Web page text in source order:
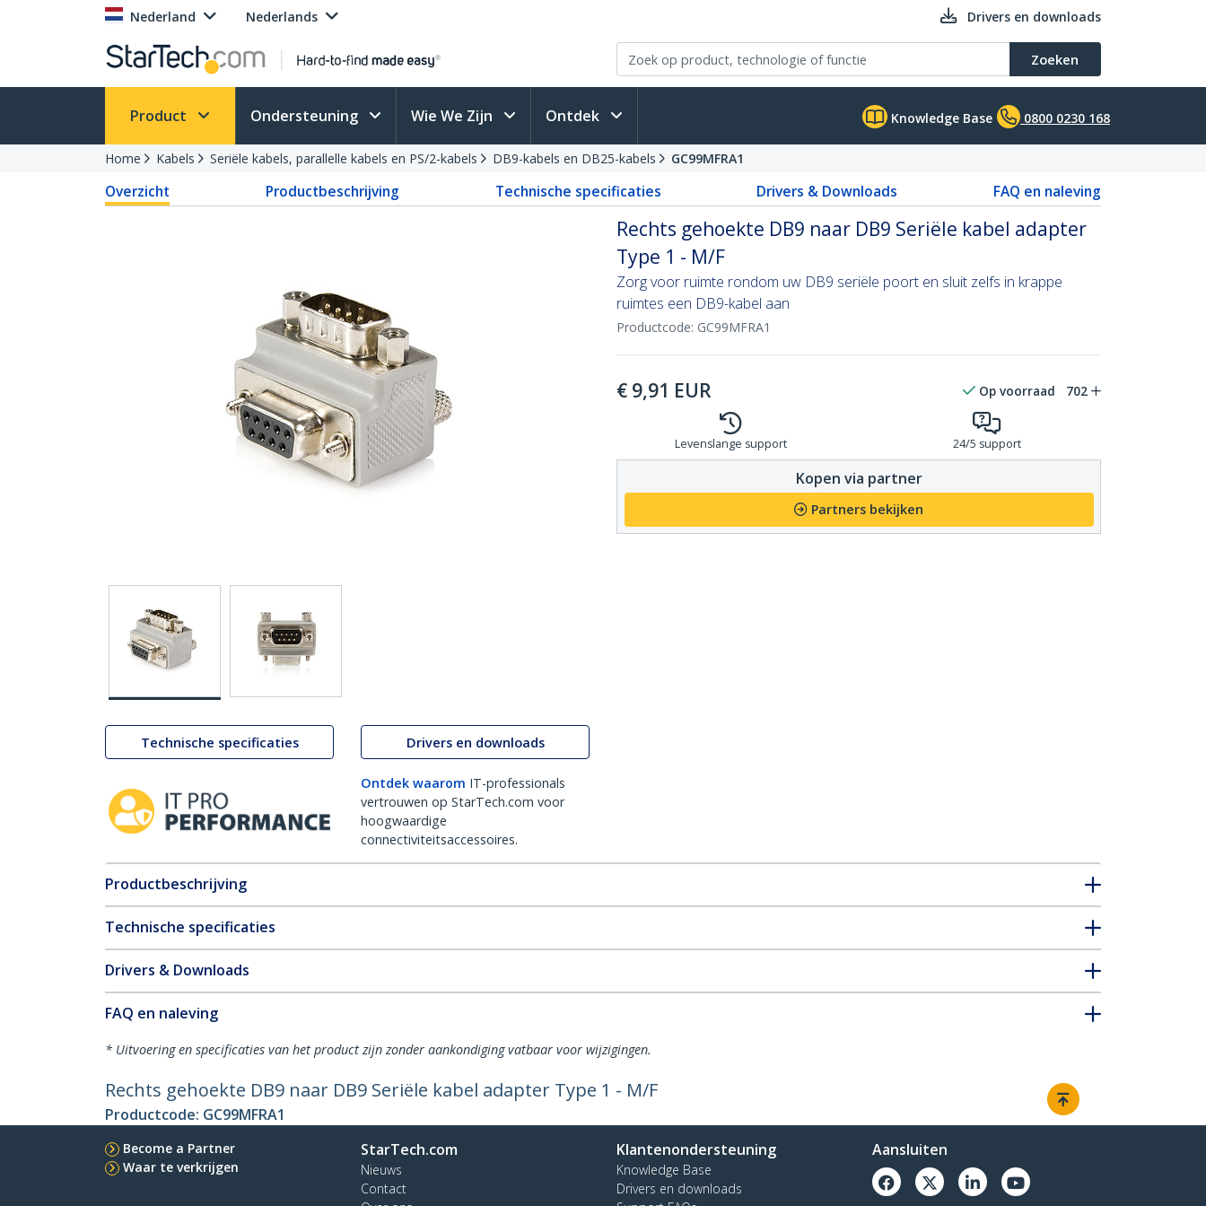
Nederland Nederlands Drivers en downloads
Zoeken
Product Ondersteuning Wie We Zijn Ontdek Knowledge Base 0800 0230 168
Home Kabels Seriële kabels, parallelle kabels en PS/2-kabels DB9-kabels en DB25-kabels GC99MFRA1
Overzicht Productbeschrijving Technische specificaties Drivers & Downloads FAQ en naleving
Technische specificaties Drivers en downloads
Ontdek waarom IT-professionals
vertrouwen op StarTech.com voor
hoogwaardige
connectiviteitsaccessoires.
Rechts gehoekte DB9 naar DB9 Seriële kabel adapter
Type 1 - M/F
Zorg voor ruimte rondom uw DB9 seriële poort en sluit zelfs in krappe
ruimtes een DB9-kabel aan
Productcode: GC99MFRA1
€ 9,91 EUR Op voorraad 702
Levenslange support 24/5 support
Kopen via partner
Partners bekijken
Productbeschrijving
Technische specificaties
Drivers & Downloads
FAQ en naleving
* Uitvoering en specificaties van het product zijn zonder aankondiging vatbaar voor wijzigingen.
Rechts gehoekte DB9 naar DB9 Seriële kabel adapter Type 1 - M/F
Productcode: GC99MFRA1
Become a Partner
Waar te verkrijgen
StarTech.com
Nieuws
Contact
Klantenondersteuning
Knowledge Base
Drivers en downloads
Aansluiten